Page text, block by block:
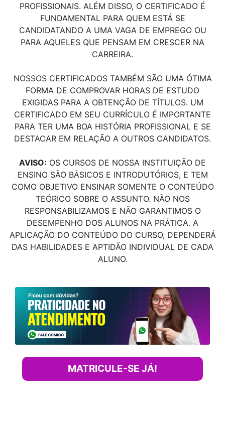
PROFISSIONAIS. ALÉM DISSO, O CERTIFICADO É
FUNDAMENTAL PARA QUEM ESTÁ SE
CANDIDATANDO A UMA VAGA DE EMPREGO OU
PARA AQUELES QUE PENSAM EM CRESCER NA
CARREIRA.
NOSSOS CERTIFICADOS TAMBÉM SÃO UMA ÓTIMA
FORMA DE COMPROVAR HORAS DE ESTUDO
EXIGIDAS PARA A OBTENÇÃO DE TÍTULOS. UM
CERTIFICADO EM SEU CURRÍCULO É IMPORTANTE
PARA TER UMA BOA HISTÓRIA PROFISSIONAL E SE
DESTACAR EM RELAÇÃO A OUTROS CANDIDATOS.
AVISO: OS CURSOS DE NOSSA INSTITUIÇÃO DE
ENSINO SÃO BÁSICOS E INTRODUTÓRIOS, E TEM
COMO OBJETIVO ENSINAR SOMENTE O CONTEÚDO
TEÓRICO SOBRE O ASSUNTO. NÃO NOS
RESPONSABILIZAMOS E NÃO GARANTIMOS O
DESEMPENHO DOS ALUNOS NA PRÁTICA. A
APLICAÇÃO DO CONTEÚDO DO CURSO, DEPENDERÁ
DAS HABILIDADES E APTIDÃO INDIVIDUAL DE CADA
ALUNO.
MATRICULE-SE JÁ!